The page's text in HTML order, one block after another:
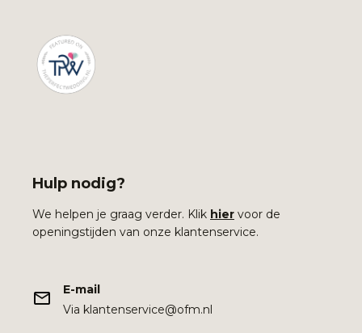
Hulp nodig?
We helpen je graag verder. Klik hier voor de
openingstijden van onze klantenservice.
E-mail
Via klantenservice@ofm.nl